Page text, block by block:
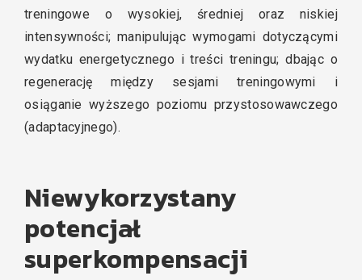
treningowe o wysokiej, średniej oraz niskiej
intensywności; manipulując wymogami dotyczącymi
wydatku energetycznego i treści treningu; dbając o
regenerację między sesjami treningowymi i
osiąganie wyższego poziomu przystosowawczego
(adaptacyjnego).
Niewykorzystany
potencjał
superkompensacji